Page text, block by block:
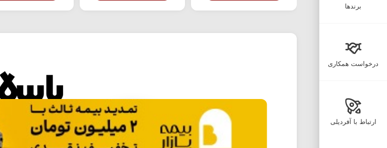
برندها
درخواست همکاری
ارتباط با آفردیلی